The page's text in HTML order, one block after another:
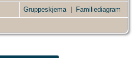
Gruppeskjema Familiediagram